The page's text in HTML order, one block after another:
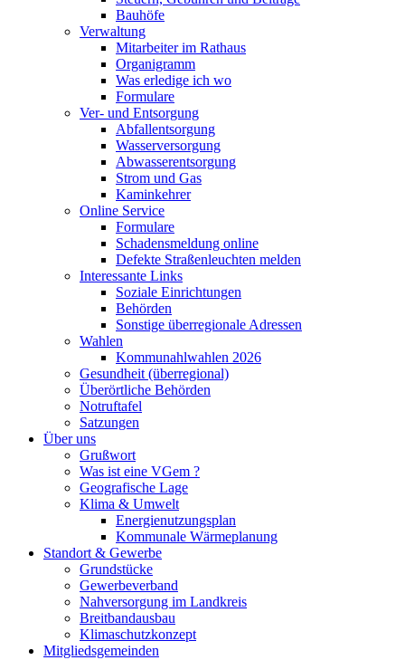
Bauhöfe
Verwaltung
Mitarbeiter im Rathaus
Organigramm
Was erledige ich wo
Formulare
Ver- und Entsorgung
Abfallentsorgung
Wasserversorgung
Abwasserentsorgung
Strom und Gas
Kaminkehrer
Online Service
Formulare
Schadensmeldung online
Defekte Straßenleuchten melden
Interessante Links
Soziale Einrichtungen
Behörden
Sonstige überregionale Adressen
Wahlen
Kommunahlwahlen 2026
Gesundheit (überregional)
Überörtliche Behörden
Notruftafel
Satzungen
Über uns
Grußwort
Was ist eine VGem ?
Geografische Lage
Klima & Umwelt
Energienutzungsplan
Kommunale Wärmeplanung
Standort & Gewerbe
Grundstücke
Gewerbeverband
Nahversorgung im Landkreis
Breitbandausbau
Klimaschutzkonzept
Mitgliedsgemeinden